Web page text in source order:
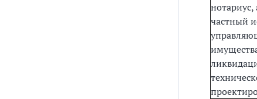
нотариус,
частный